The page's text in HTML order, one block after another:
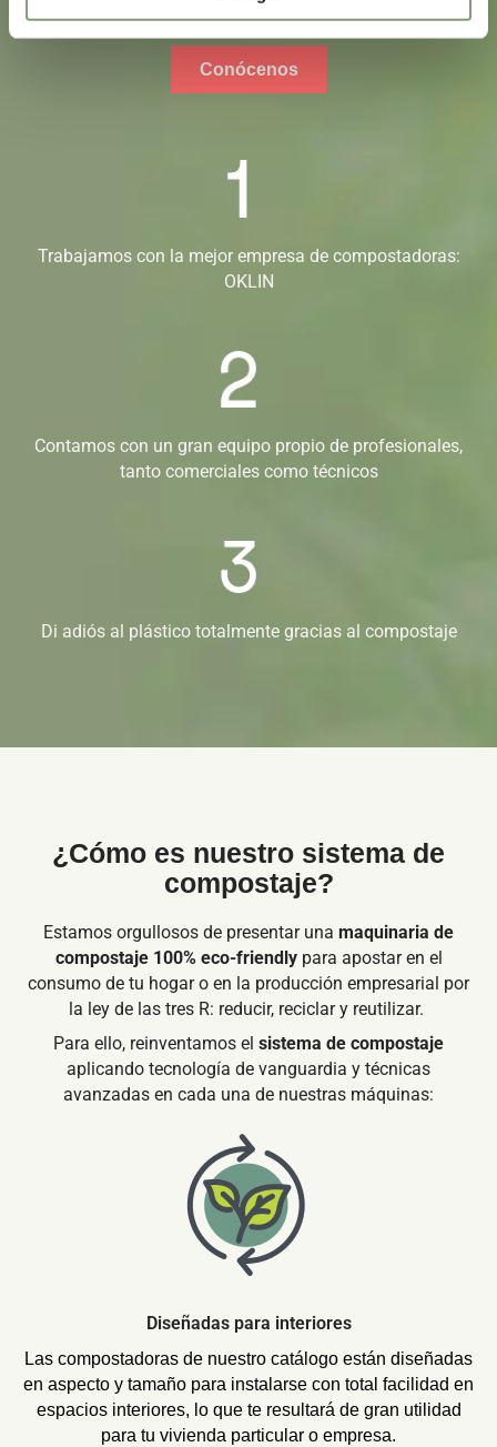
Conócenos
Trabajamos con la mejor empresa de compostadoras:
OKLIN
Contamos con un gran equipo propio de profesionales,
tanto comerciales como técnicos
Di adiós al plástico totalmente gracias al compostaje
¿Cómo es nuestro sistema de
compostaje?
Estamos orgullosos de presentar una maquinaria de
compostaje 100% eco-friendlypara apostar en el
consumo de tu hogar o en la producción empresarial por
la ley de las tres R: reducir, reciclar y reutilizar.
Para ello, reinventamos el sistema de compostaje
aplicando tecnología de vanguardia y técnicas
avanzadas en cada una de nuestras máquinas:
Diseñadas para interiores
Las compostadoras de nuestro catálogo están diseñadas
en aspecto y tamaño para instalarse con total facilidad en
espacios interiores, lo que te resultará de gran utilidad
para tu vivienda particular o empresa.